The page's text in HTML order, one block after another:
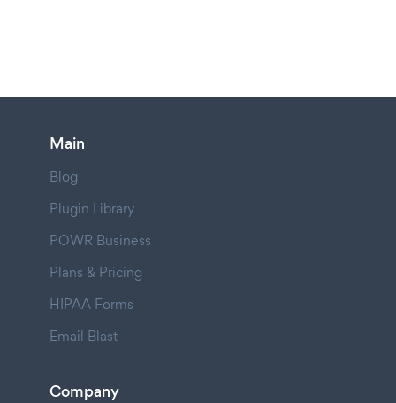
Main
Blog
Plugin Library
POWR Business
Plans & Pricing
HIPAA Forms
Email Blast
Company